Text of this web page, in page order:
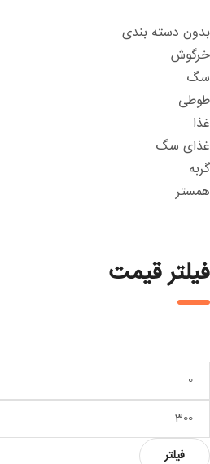
بدون دسته بندی
خرگوش
سگ
طوطی
غذا
غذای سگ
گربه
همستر
فیلتر قیمت
قیمت
حداکثر
قیمت
فیلتر